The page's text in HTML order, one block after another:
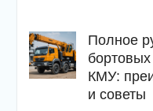
Полное
КМУ:
и советы